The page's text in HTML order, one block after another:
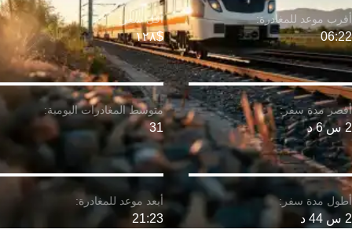
2 س 6 د
06:22
2 س 44 د
$١٢٨
31
21:23